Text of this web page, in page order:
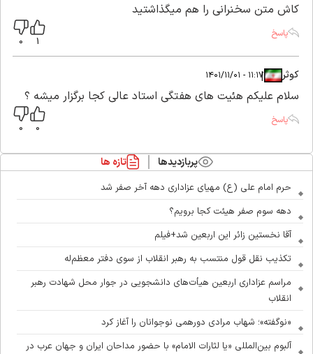
کاش متن سخنرانی را هم میگذاشتید
پاسخ
کوثر|
|۱۱:۱۷ - ۱۴۰۱/۱۱/۰۱
سلام علیکم هئیت های هفتگی استاد عالی کجا برگزار میشه ؟
پاسخ
پربازدیدها تازه ها
حرم امام علی (ع) مهیای عزاداری دهه آخر صفر شد
دهه سوم صفر هیئت کجا برویم؟
آقا نخستین زائر این اربعین شد+فیلم
تکذیب نقل قول منتسب به رهبر انقلاب از سوی دفتر معظم‌له
مراسم عزاداری اربعین هیأت‌های دانشجویی در جوار محل شهادت رهبر
انقلاب
«نوگفته»؛ شهاب مرادی دورهمی نوجوانان را آغاز کرد
آلبوم بین‌المللی «یا لثارات الامام» با حضور مداحان ایران و جهان عرب در